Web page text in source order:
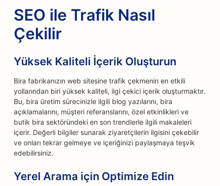
SEO ile Trafik Nasıl
Çekilir
Yüksek Kaliteli İçerik Oluşturun
Bira fabrikanızın web sitesine trafik çekmenin en etkili
yollarından biri yüksek kaliteli, ilgi çekici içerik oluşturmaktır.
Bu, bira üretim sürecinizle ilgili blog yazılarını, bira
açıklamalarını, müşteri referanslarını, özel etkinlikleri ve
butik bira sektöründeki en son trendlerle ilgili makaleleri
içerir. Değerli bilgiler sunarak ziyaretçilerin ilgisini çekebilir
ve onları tekrar gelmeye ve içeriğinizi paylaşmaya teşvik
edebilirsiniz.
Yerel Arama için Optimize Edin